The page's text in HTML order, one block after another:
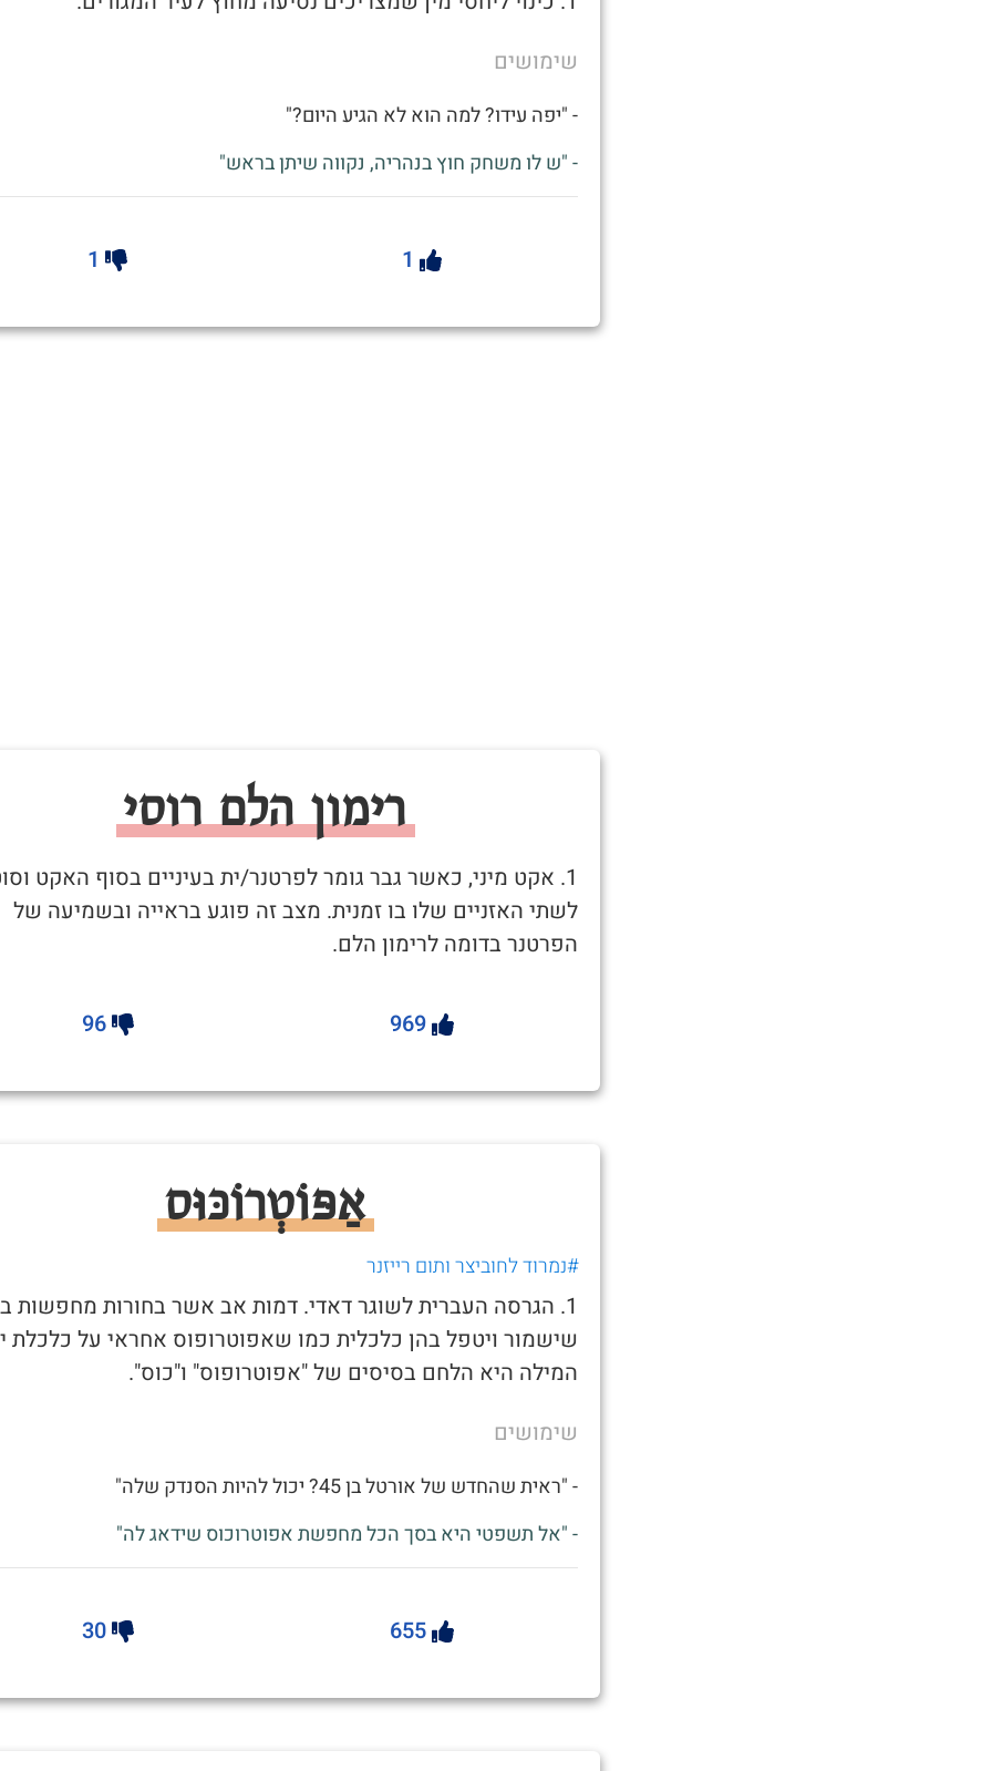
שימושים
- "יפה עידו? למה הוא לא הגיע היום?"
- "ש לו משחק חוץ בנהריה, נקווה שיתן בראש"
1
1
רימון הלם רוסי
1. אקט מיני, כאשר גבר גומר לפרטנר/ית בעיניים בסוף האקט
לשתי האזניים שלו בו זמנית. מצב זה פוגע בראייה ובשמיעה של
הפרטנר בדומה לרימון הלם.
969
96
אַפּוֹטְרוֹכּוּס
#נמרוד לחוביצר ותום רייזנר
1. הגרסה העברית לשוגר דאדי. דמות אב אשר בחורות מחפשות
שישמור ויטפל בהן כלכלית כמו שאפוטרופוס אחראי על כלכלת
המילה היא הלחם בסיסים של "אפוטרופוס" ו"כוס".
שימושים
- "ראית שהחדש של אורטל בן 45? יכול להיות הסנדק שלה"
- "אל תשפטי היא בסך הכל מחפשת אפוטרוכוס שידאג לה"
655
30